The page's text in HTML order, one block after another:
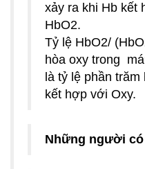
xảy ra khi Hb kết
HbO2.
Tỷ lệ HbO2/
hòa oxy trong
là tỷ lệ phần
kết hợp với Oxy.
Những người